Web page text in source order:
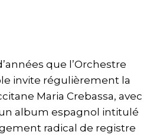
que l’Orchestre
invite régulièrement la
Maria Crebassa, avec
album espagnol intitulé
radical de registre